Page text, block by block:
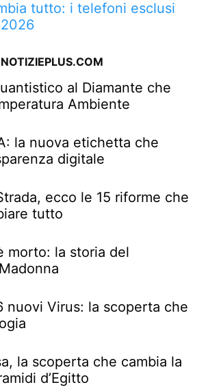
tutto: i telefoni esclusi
al Diamante che
Ambiente
la nuova etichetta che
digitale
ecco le 15 riforme che
tutto
morto: la storia del
nuovi Virus: la scoperta che
la scoperta che cambia la
d’Egitto